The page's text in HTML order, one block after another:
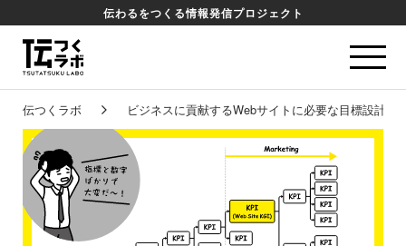
伝わるをつくる情報発信プロジェクト
伝つくラボ ビジネスに貢献するWebサイトに必要な目標設計の